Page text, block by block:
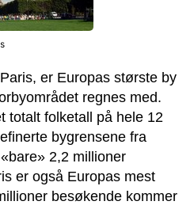
er Europas største by
regnes med.
totalt folketall på hele 12
bygrensene fra
2,2 millioner
er også Europas mest
besøkende kommer